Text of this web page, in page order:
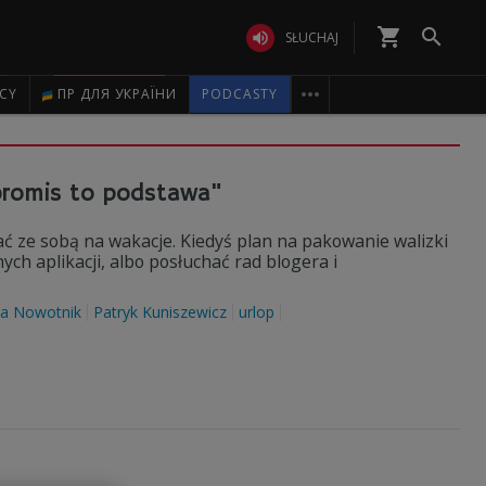
 SŁUCHAJ shopping_cart 
ПР ДЛЯ УКРАЇНИ PODCASTY 
to podstawa"
ze sobą na wakacje. Kiedyś plan na pakowanie walizki
aplikacji, albo posłuchać rad blogera i
Nowotnik Patryk Kuniszewicz urlop